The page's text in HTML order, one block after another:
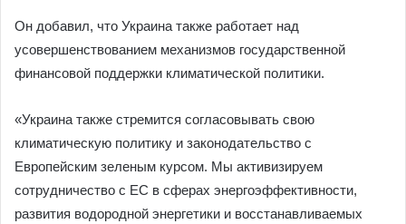
Он добавил, что Украина также работает над
усовершенствованием механизмов государственной
финансовой поддержки климатической политики.
«Украина также стремится согласовывать свою
климатическую политику и законодательство с
Европейским зеленым курсом. Мы активизируем
сотрудничество с ЕС в сферах энергоэффективности,
развития водородной энергетики и восстанавливаемых